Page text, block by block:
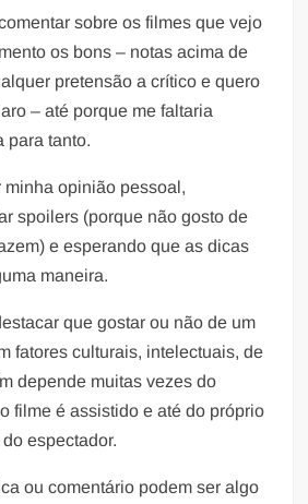
sobre os filmes que vejo
os bons – notas acima de
pretensão a crítico e quero
– até porque me faltaria
para tanto.
minha opinião pessoal,
spoilers (porque não gosto de
e esperando que as dicas
maneira.
que gostar ou não de um
fatores culturais, intelectuais, de
depende muitas vezes do
filme é assistido e até do próprio
espectador.
ou comentário podem ser algo